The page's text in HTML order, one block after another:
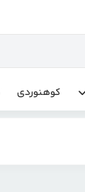
کوهنوردی